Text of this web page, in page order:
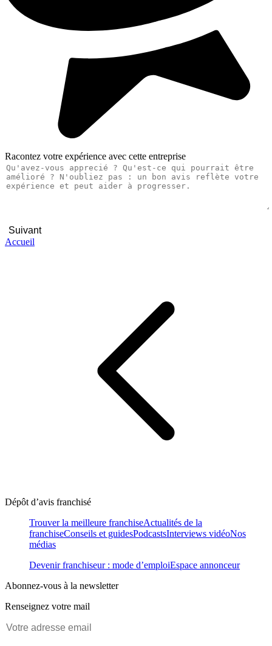
Racontez votre expérience avec cette entreprise
Suivant
Accueil
Dépôt d’avis franchisé
Trouver la meilleure franchiseActualités de la
franchiseConseils et guidesPodcastsInterviews vidéoNos
médias
Devenir franchiseur : mode d’emploiEspace annonceur
Abonnez-vous à la newsletter
Renseignez votre mail